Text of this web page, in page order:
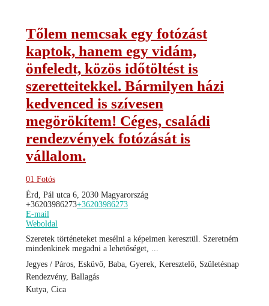
Tőlem nemcsak egy fotózást
kaptok, hanem egy vidám,
önfeledt, közös időtöltést is
szeretteitekkel. Bármilyen házi
kedvenced is szívesen
megörökítem! Céges, családi
rendezvények fotózását is
vállalom.
01 Fotós
Érd, Pál utca 6, 2030 Magyarország
+36203986273+36203986273
E-mail
Weboldal
Szeretek történeteket mesélni a képeimen keresztül. Szeretném
mindenkinek megadni a lehetőséget, ...
Jegyes / Páros, Esküvő, Baba, Gyerek, Keresztelő, Születésnap
Rendezvény, Ballagás
Kutya, Cica